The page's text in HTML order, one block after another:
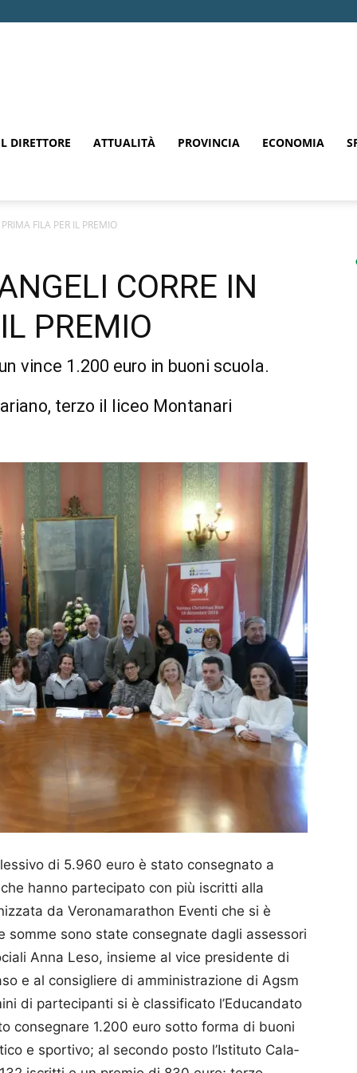
DIRETTORE ATTUALITÀ PROVINCIA ECONOMIA
FILA PER IL PREMIO
CORRE IN
PREMIO
vince 1.200 euro in buoni scuola.
terzo il liceo Montanari
di 5.960 euro è stato consegnato a
hanno partecipato con più iscritti alla
da Veronamarathon Eventi che si è
somme sono state consegnate dagli assessori
Anna Leso, insieme al vice presidente di
e al consigliere di amministrazione di Agsm
di partecipanti si è classificato l’Edu­can­da­to
consegnare 1.200 euro sotto forma di buoni
e sportivo; al secondo posto l’Istituto Cala­